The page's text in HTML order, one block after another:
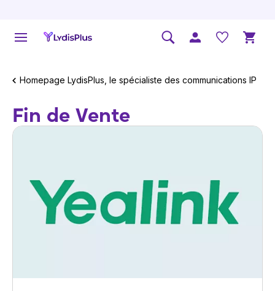
Homepage LydisPlus, le spécialiste des communications IP
Fin de Vente